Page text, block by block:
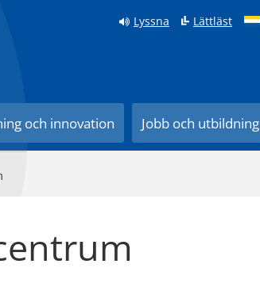
Lyssna Lättläst
och innovation Jobb och utbildning